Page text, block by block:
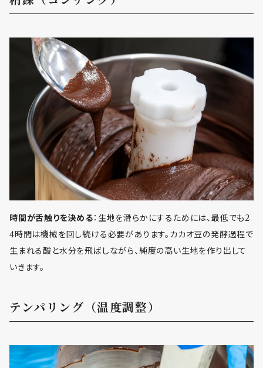
時間が舌触りを決める：生地を滑らかにするためには、最低でも2
4時間は機械を回し続ける必要があります。カカオ豆の発酵過程で
生まれる酸と水分を飛ばしながら、純度の高い生地を作り出して
いきます。
テンパリング（温度調整）